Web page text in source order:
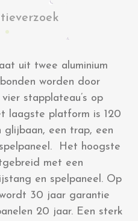
uit twee aluminium
worden door
stapplateau’s op
laagste platform is 120
glijbaan, een trap, een
Het hoogste
met een
en spelpaneel. Op
30 jaar garantie
20 jaar. Een sterk